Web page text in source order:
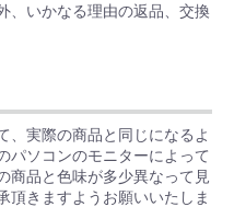
、いかなる理由の返品、交換
、実際の商品と同じになるよ
パソコンのモニターによって
商品と色味が多少異なって見
頂きますようお願いいたしま